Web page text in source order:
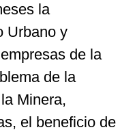
la
Urbano y
de la
de la
Minera,
el beneficio de